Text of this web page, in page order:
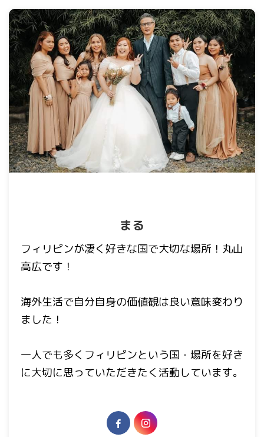
まる
フィリピンが凄く好きな国で大切な場所！丸山
高広です！
海外生活で自分自身の価値観は良い意味変わり
ました！
一人でも多くフィリピンという国・場所を好き
に大切に思っていただきたく活動しています。